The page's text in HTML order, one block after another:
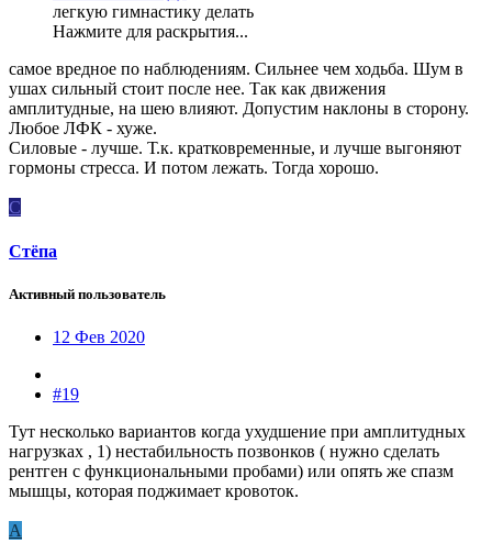
легкую гимнастику делать
Нажмите для раскрытия...
самое вредное по наблюдениям. Сильнее чем ходьба. Шум в
ушах сильный стоит после нее. Так как движения
амплитудные, на шею влияют. Допустим наклоны в сторону.
Любое ЛФК - хуже.
Силовые - лучше. Т.к. кратковременные, и лучше выгоняют
гормоны стресса. И потом лежать. Тогда хорошо.
С
Стёпа
Активный пользователь
12 Фев 2020
#19
Тут несколько вариантов когда ухудшение при амплитудных
нагрузках , 1) нестабильность позвонков ( нужно сделать
рентген с функциональными пробами) или опять же спазм
мышцы, которая поджимает кровоток.
A